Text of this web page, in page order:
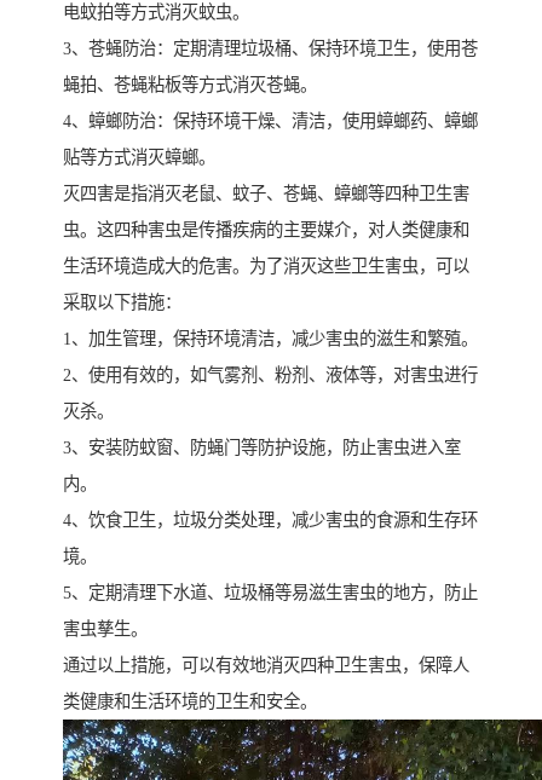
电蚊拍等方式消灭蚊虫。
3、苍蝇防治：定期清理垃圾桶、保持环境卫生，使用苍
蝇拍、苍蝇粘板等方式消灭苍蝇。
4、蟑螂防治：保持环境干燥、清洁，使用蟑螂药、蟑螂
贴等方式消灭蟑螂。
灭四害是指消灭老鼠、蚊子、苍蝇、蟑螂等四种卫生害
虫。这四种害虫是传播疾病的主要媒介，对人类健康和
生活环境造成大的危害。为了消灭这些卫生害虫，可以
采取以下措施：
1、加生管理，保持环境清洁，减少害虫的滋生和繁殖。
2、使用有效的，如气雾剂、粉剂、液体等，对害虫进行
灭杀。
3、安装防蚊窗、防蝇门等防护设施，防止害虫进入室
内。
4、饮食卫生，垃圾分类处理，减少害虫的食源和生存环
境。
5、定期清理下水道、垃圾桶等易滋生害虫的地方，防止
害虫孳生。
通过以上措施，可以有效地消灭四种卫生害虫，保障人
类健康和生活环境的卫生和安全。